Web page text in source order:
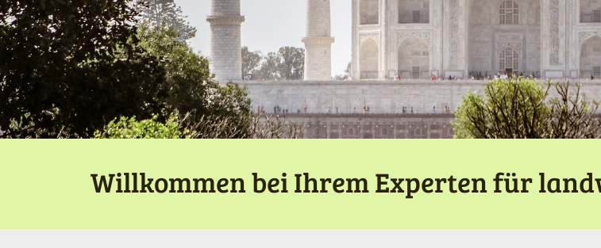
Willkommen bei Ihrem Experten für